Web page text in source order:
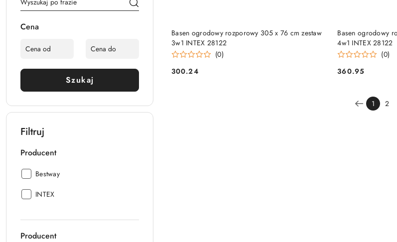
Cena
Szukaj
Filtruj
Producent
Producent:
Bestway
Producent:
INTEX
Producent
Basen ogrodowy rozporowy 305 x 76 cm zestaw
3w1 INTEX 28122
(0)
Cena:
300.24
Basen ogrodowy
4w1 INTEX 28122
(0)
Cena:
360.95
1 2